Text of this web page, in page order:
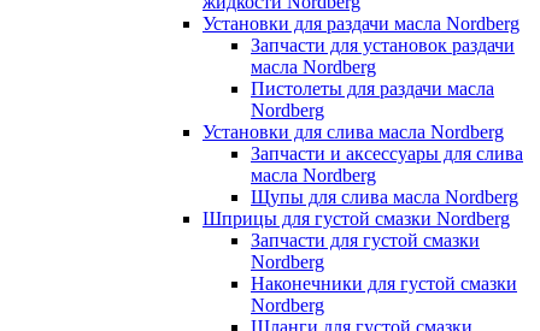
Установки для раздачи масла Nordberg
Запчасти для установок раздачи
масла Nordberg
Пистолеты для раздачи масла
Nordberg
Установки для слива масла Nordberg
Запчасти и аксессуары для слива
масла Nordberg
Щупы для слива масла Nordberg
Шприцы для густой смазки Nordberg
Запчасти для густой смазки
Nordberg
Наконечники для густой смазки
Nordberg
Шланги для густой смазки